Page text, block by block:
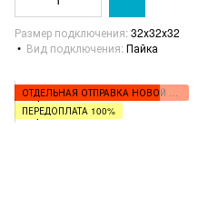
Размер подключения 32х32х32
Вид подключения Пайка
ОТДЕЛЬНАЯ ОТПРАВКА НОВОЙ ПОЧТОЙ
ПЕРЕДОПЛАТА 100%